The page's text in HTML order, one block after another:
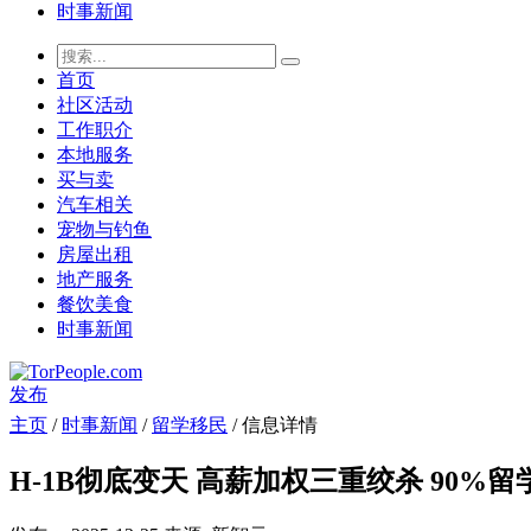
时事新闻
首页
社区活动
工作职介
本地服务
买与卖
汽车相关
宠物与钓鱼
房屋出租
地产服务
餐饮美食
时事新闻
发布
主页 / 时事新闻 / 留学移民 / 信息详情
H-1B彻底变天 高薪加权三重绞杀 90%留